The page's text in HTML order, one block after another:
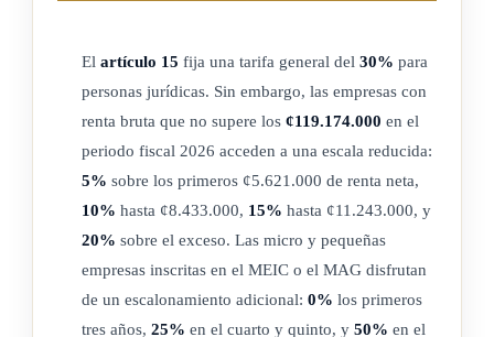
corresponda al contribuyente y se encuentren afectos a la
actividad lucrativa.
Cuando las rentas, los ingresos o los beneficios de fuente
costarricense, indicados en el párrafo anterior, estén sujetos a
una retención que sea considerada como impuesto único y
definitivo, el monto retenido se considerará como un pago a
cuenta de este impuesto.
En ningún caso, las rentas contenidas y reguladas en el título
El artículo 15 fija una tarifa general del 30% para
personas jurídicas. Sin embargo, las empresas con
renta bruta que no supere los ¢119.174.000 en el
periodo fiscal 2026 acceden a una escala reducida:
5% sobre los primeros ¢5.621.000 de renta neta,
10% hasta ¢8.433.000, 15% hasta ¢11.243.000, y
20% sobre el exceso. Las micro y pequeñas
empresas inscritas en el MEIC o el MAG disfrutan
de un escalonamiento adicional: 0% los primeros
tres años, 25% en el cuarto y quinto, y 50% en el